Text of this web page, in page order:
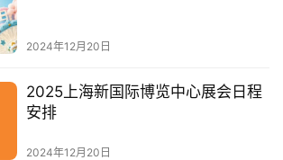
2024年12月20日
2025上海新国际博览中心展会日程
安排
2024年12月20日